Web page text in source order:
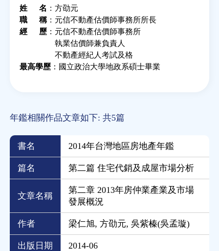
姓 名
方劭元
職 稱
元信不動產估價師事務所所長
經 歷
元信不動產估價師事務所
執業估價師兼負責人
不動產經紀人考試及格
最高學歷
國立政治大學地政系碩士畢業
年鑑相關作品文章如下: 共5篇
書名 2014年台灣地區房地產年鑑
篇名 第二篇 住宅代銷及成屋市場分析
文章名稱
第二章 2013年房仲業產業及市場
發展概況
作者 梁仁旭, 方劭元, 吳紫榛(吳孟璇)
出版日期 2014-06